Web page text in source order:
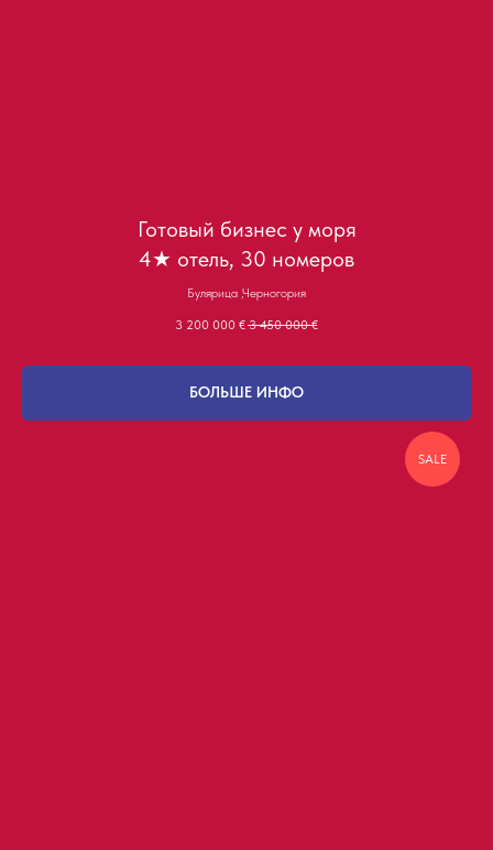
Готовый бизнес у моря
4★ отель, 30 номеров
Булярица ,Черногория
3 200 000 € 3 450 000 €
БОЛЬШЕ ИНФО
SALE